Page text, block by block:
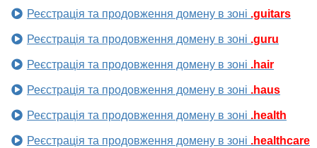
Реєстрація та продовження домену в зоні .guitars
Реєстрація та продовження домену в зоні .guru
Реєстрація та продовження домену в зоні .hair
Реєстрація та продовження домену в зоні .haus
Реєстрація та продовження домену в зоні .health
Реєстрація та продовження домену в зоні .healthcare